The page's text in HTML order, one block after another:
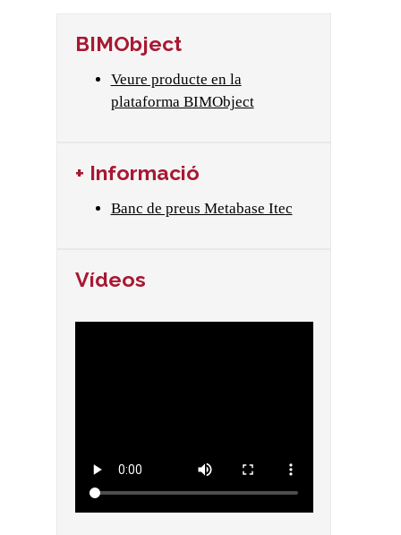
BIMObject
Veure producte en la
plataforma BIMObject
+ Informació
Banc de preus Metabase Itec
Vídeos